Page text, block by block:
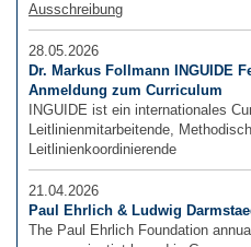
Ausschreibung
28.05.2026
Dr. Markus Follmann INGUIDE
Anmeldung zum Curriculum
INGUIDE ist ein internationales
Leitlinienmitarbeitende,
Leitlinienkoordinierende
21.04.2026
Paul Ehrlich & Ludwig
The Paul Ehrlich Foundation